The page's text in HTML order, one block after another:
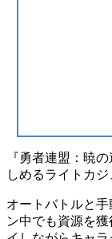
『勇者連盟：暁
しめるライトカジ
オートバトルと手
ン中でも資源を